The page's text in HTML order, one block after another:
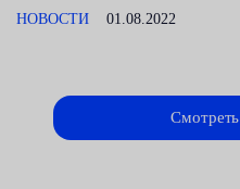
НОВОСТИ 01.08.2022
Смотреть